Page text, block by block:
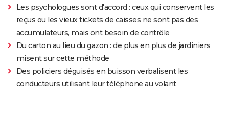
Les psychologues sont d'accord : ceux qui conservent les
reçus ou les vieux tickets de caisses ne sont pas des
accumulateurs, mais ont besoin de contrôle
Du carton au lieu du gazon : de plus en plus de jardiniers
misent sur cette méthode
Des policiers déguisés en buisson verbalisent les
conducteurs utilisant leur téléphone au volant